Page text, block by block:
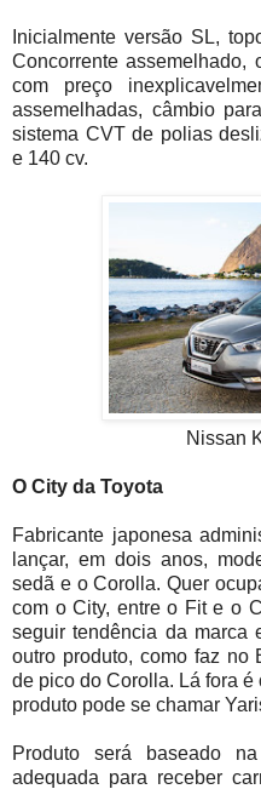
Inicialmente versão SL,
Concorrente assemelhado,
com preço
assemelhadas, câmbio
sistema CVT de polias
e 140 cv.
Nissan
O City da Toyota
Fabricante japonesa
lançar, em dois anos,
sedã e o Corolla. Quer
com o City, entre o Fit e o
seguir tendência da marca
outro produto, como faz no
de pico do Corolla. Lá fora
produto pode se chamar
Produto será baseado
adequada para receber